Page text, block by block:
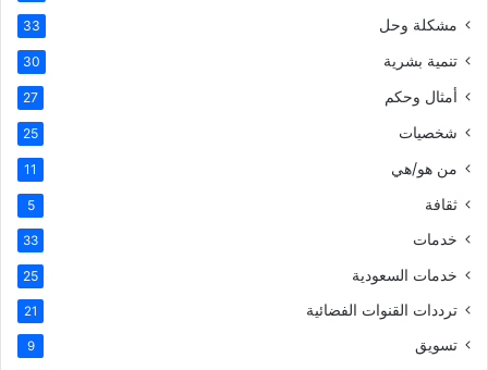
مشكلة وحل 33
تنمية بشرية 30
أمثال وحكم 27
شخصيات 25
من هو/هي 11
ثقافة 5
خدمات 33
خدمات السعودية 25
ترددات القنوات الفضائية 21
تسويق 9